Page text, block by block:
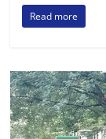
Read more